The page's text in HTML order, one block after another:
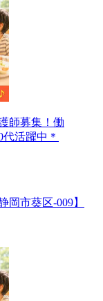
師募集！働
活躍中＊
岡市葵区-009】